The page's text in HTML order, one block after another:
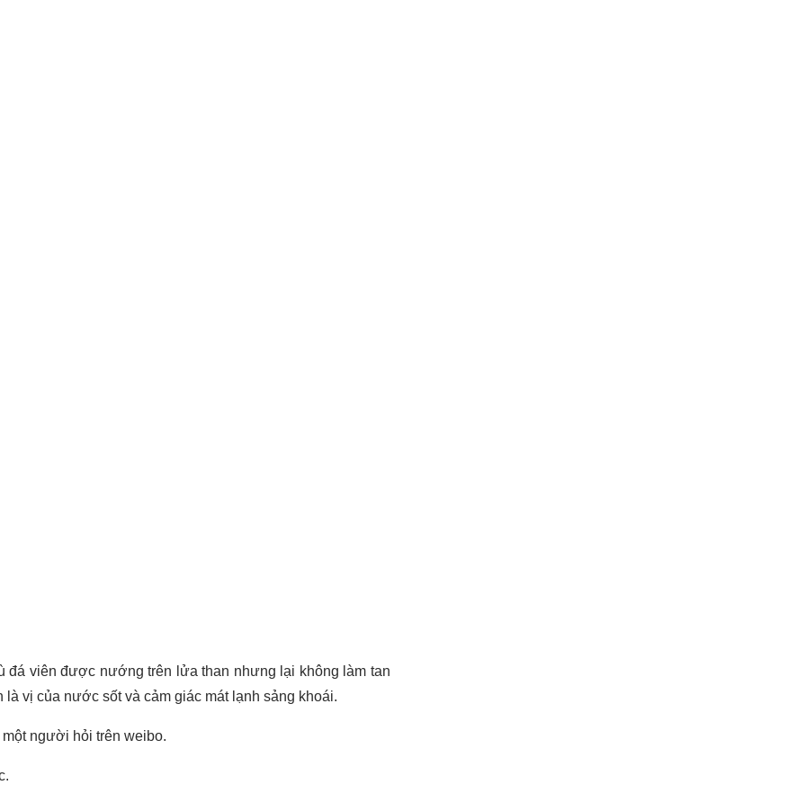
viên được nướng trên lửa than nhưng lại không làm tan
vị của nước sốt và cảm giác mát lạnh sảng khoái.
một người hỏi trên weibo.